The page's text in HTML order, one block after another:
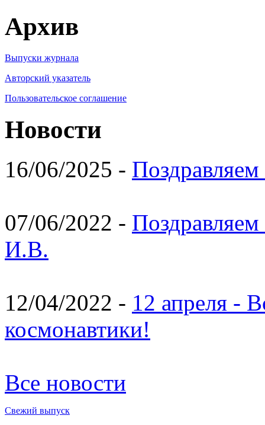
Архив
Выпуски журнала
Авторский указатель
Пользовательское соглашение
Новости
16/06/2025 -
07/06/2022 -
И.В.
12/04/2022 - 12 апреля -
космонавтики!
Все новости
Свежий выпуск